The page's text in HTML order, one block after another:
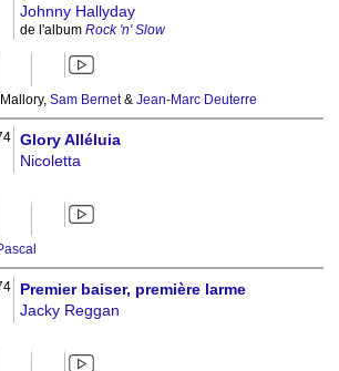
Johnny Hallyday
de l'album Rock 'n' Slow
Sam Bernet& Jean-Marc Deuterre
Glory Alléluia
Nicoletta
Premier baiser, première larme
Jacky Reggan